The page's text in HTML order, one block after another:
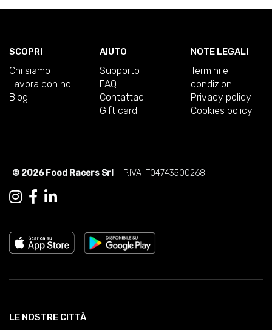
SCOPRI
Chi siamo
Lavora con noi
Blog
AIUTO
Supporto
FAQ
Contattaci
Gift card
NOTE LEGALI
Termini e
condizioni
Privacy policy
Cookies policy
© 2026 Food Racers Srl - P.IVA IT04743500268
LE NOSTRE CITTÀ